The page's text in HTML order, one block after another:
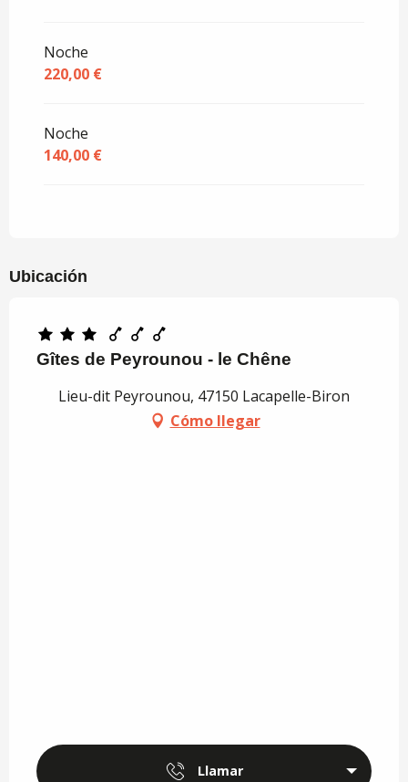
Noche
220,00 €
Noche
140,00 €
Ubicación
Gîtes de Peyrounou - le Chêne
Lieu-dit Peyrounou, 47150 Lacapelle-Biron
Cómo llegar
Llamar